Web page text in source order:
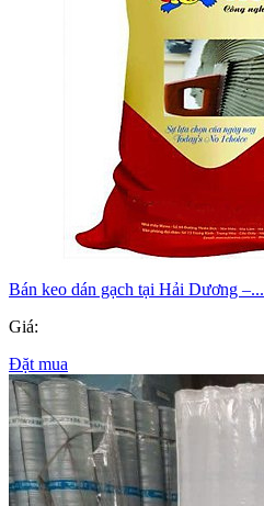
Bán keo dán gạch tại Hải Dương –...
Giá:
Đặt mua